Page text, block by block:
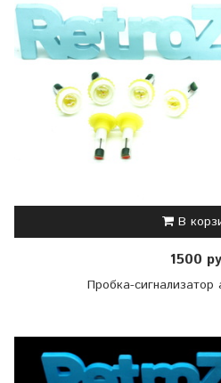
В
1500
Пробка-сигнализатор